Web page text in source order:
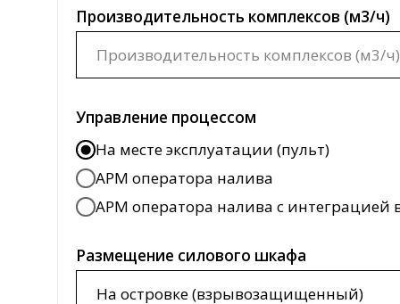
АРМ оператора налива с интеграцией в
Размещение силового шкафа
Расстояние от поста налива до операторной
Дополнительное